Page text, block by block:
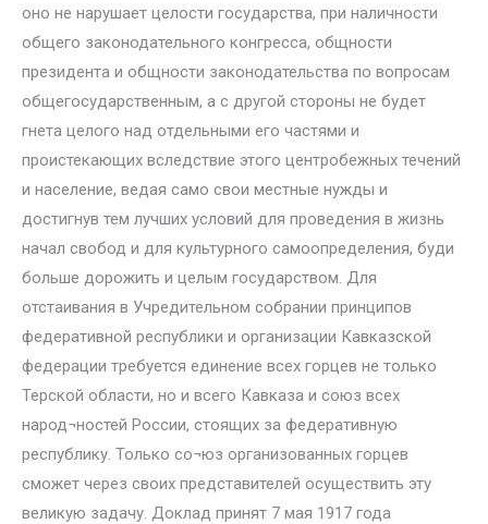
оно не нарушает целости государства, при наличности
общего законодательного конгресса, общности
президента и общности законодательства по вопросам
общегосударственным, а с другой стороны не будет
гнета целого над отдельными его частями и
проистекающих вследствие этого центробежных течений
и население, ведая само свои местные нужды и
достигнув тем лучших условий для проведения в жизнь
начал свобод и для культурного самоопределения, буди
больше дорожить и целым государством. Для
отстаивания в Учредительном собрании принципов
федеративной республики и организации Кавказской
федерации требуется единение всех горцев не только
Терской области, но и всего Кавказа и союз всех
народ¬ностей России, стоящих за федеративную
республику. Только со¬юз организованных горцев
сможет через своих представителей осуществить эту
великую задачу. Доклад принят 7 мая 1917 года